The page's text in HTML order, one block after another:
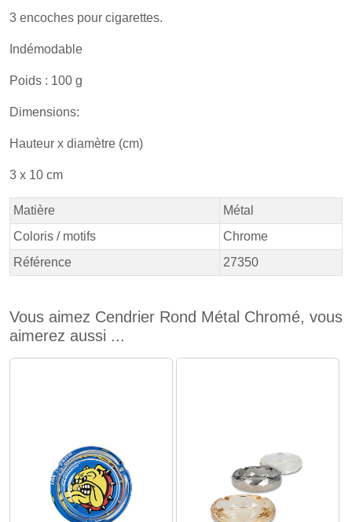
3 encoches pour cigarettes.
Indémodable
Poids : 100 g
Dimensions:
Hauteur x diamètre (cm)
3 x 10 cm
Matière
Métal
Coloris / motifs
Chrome
Référence
27350
Vous aimez Cendrier Rond Métal Chromé, vous
aimerez aussi ...